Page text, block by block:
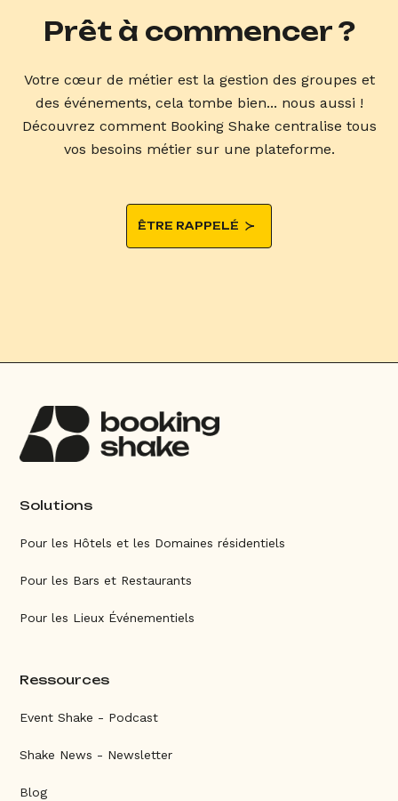
Prêt à commencer ?
Votre cœur de métier est la gestion des groupes et
des événements, cela tombe bien... nous aussi !
Découvrez comment Booking Shake centralise tous
vos besoins métier sur une plateforme.
ÊTRE RAPPELÉ
Solutions
Pour les Hôtels et les Domaines résidentiels
Pour les Bars et Restaurants
Pour les Lieux Événementiels
Ressources
Event Shake - Podcast
Shake News - Newsletter
Blog